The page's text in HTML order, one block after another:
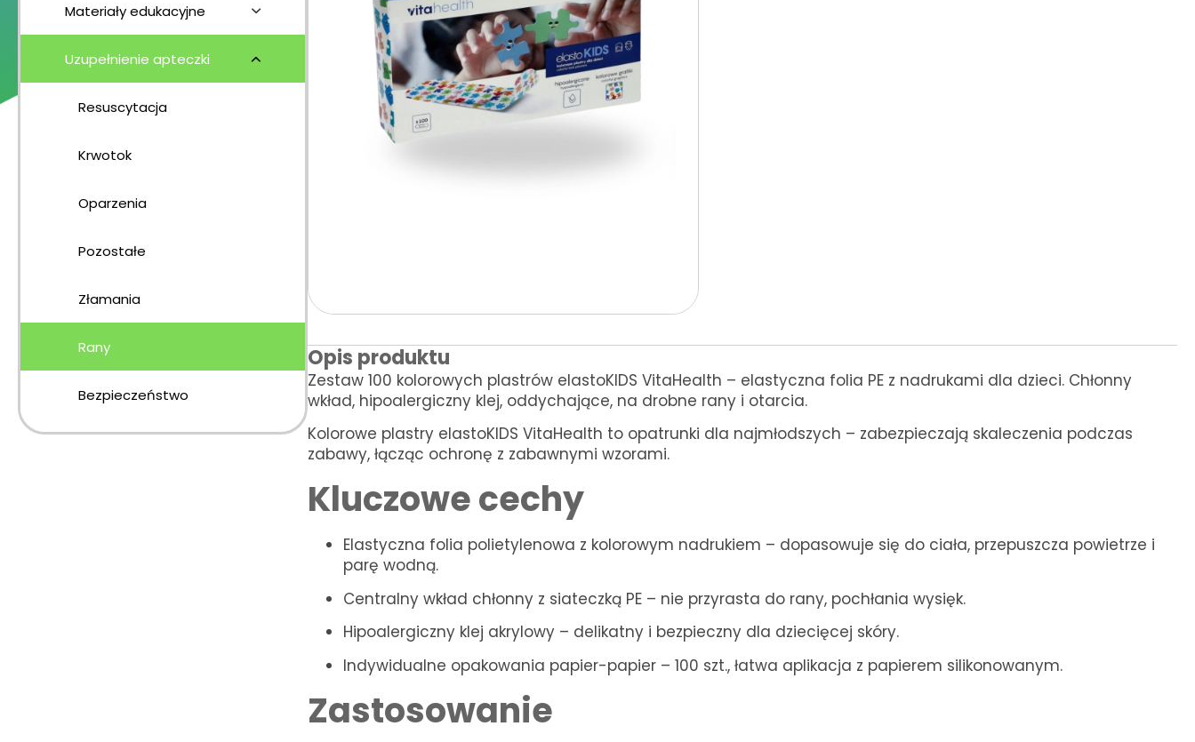
Materiały edukacyjne
Uzupełnienie apteczki
Resuscytacja
Krwotok
Oparzenia
Pozostałe
Złamania
Rany
Bezpieczeństwo
Opis produktu
Zestaw 100 kolorowych plastrów elastoKIDS VitaHealth – elastyczna folia PE z nadrukami dla dzieci. Chłonny
wkład, hipoalergiczny klej, oddychające, na drobne rany i otarcia.
Kolorowe plastry elastoKIDS VitaHealth to opatrunki dla najmłodszych – zabezpieczają skaleczenia podczas
zabawy, łącząc ochronę z zabawnymi wzorami.
Kluczowe cechy
Elastyczna folia polietylenowa z kolorowym nadrukiem – dopasowuje się do ciała, przepuszcza powietrze i
parę wodną.
Centralny wkład chłonny z siateczką PE – nie przyrasta do rany, pochłania wysięk.
Hipoalergiczny klej akrylowy – delikatny i bezpieczny dla dziecięcej skóry.
Indywidualne opakowania papier-papier – 100 szt., łatwa aplikacja z papierem silikonowanym.
Zastosowanie